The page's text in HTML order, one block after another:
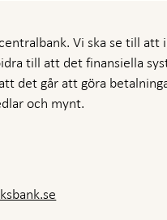
Vi ska se till
till att det finansiella
det går att göra
och mynt.